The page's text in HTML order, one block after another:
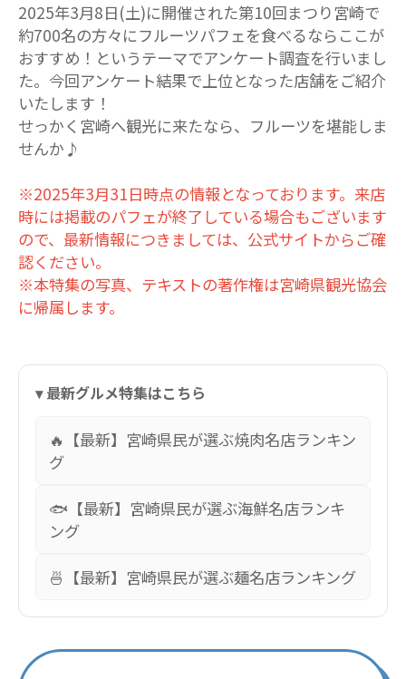
2025年3月8日(土)に開催された第10回まつり宮崎で
約700名の方々にフルーツパフェを食べるならここが
おすすめ！というテーマでアンケート調査を行いまし
た。今回アンケート結果で上位となった店舗をご紹介
いたします！
せっかく宮崎へ観光に来たなら、フルーツを堪能しま
せんか♪
※2025年3月31日時点の情報となっております。来店
時には掲載のパフェが終了している場合もございます
ので、最新情報につきましては、公式サイトからご確
認ください。
※本特集の写真、テキストの著作権は宮崎県観光協会
に帰属します。
▾ 最新グルメ特集はこちら
🔥【最新】宮崎県民が選ぶ焼肉名店ランキン
グ
🐟【最新】宮崎県民が選ぶ海鮮名店ランキ
ング
🍜【最新】宮崎県民が選ぶ麺名店ランキング